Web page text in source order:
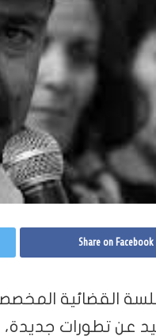
Share on Facebook
القضائية
عن تطورات جديدة،